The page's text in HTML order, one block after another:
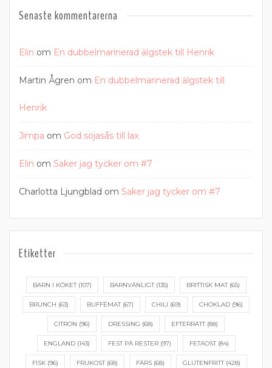
Senaste kommentarerna
Elin om En dubbelmarinerad älgstek till Henrik
Martin Ågren om En dubbelmarinerad älgstek till
Henrik
Jimpa om God sojasås till lax
Elin om Saker jag tycker om #7
Charlotta Ljungblad om Saker jag tycker om #7
Etiketter
BARN I KÖKET(107) BARNVÄNLIGT(135) BRITTISK MAT(65)
BRUNCH (63) BUFFÉMAT(67) CHILI (69) CHOKLAD (96)
CITRON (96) DRESSING (68) EFTERRÄTT(88)
ENGLAND(143) FEST PÅ RESTER(97) FETAOST(84)
FISK(96) FRUKOST(68) FÄRS(68) GLUTENFRITT(428)